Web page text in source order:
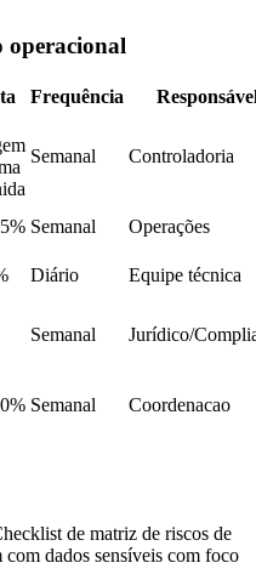
operacional
Frequência
Semanal Controladoria
Semanal Operações
Diário Equipe técnica
Semanal Jurídico/
Semanal Coordenacao
de matriz de riscos de
dados sensíveis com foco